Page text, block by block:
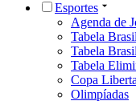
Esportes
Agenda de
Tabela
Tabela
Tabela
Copa
Olimpíadas